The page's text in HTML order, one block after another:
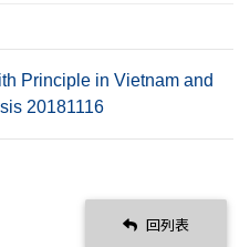
Principle in Vietnam and
20181116
回列表